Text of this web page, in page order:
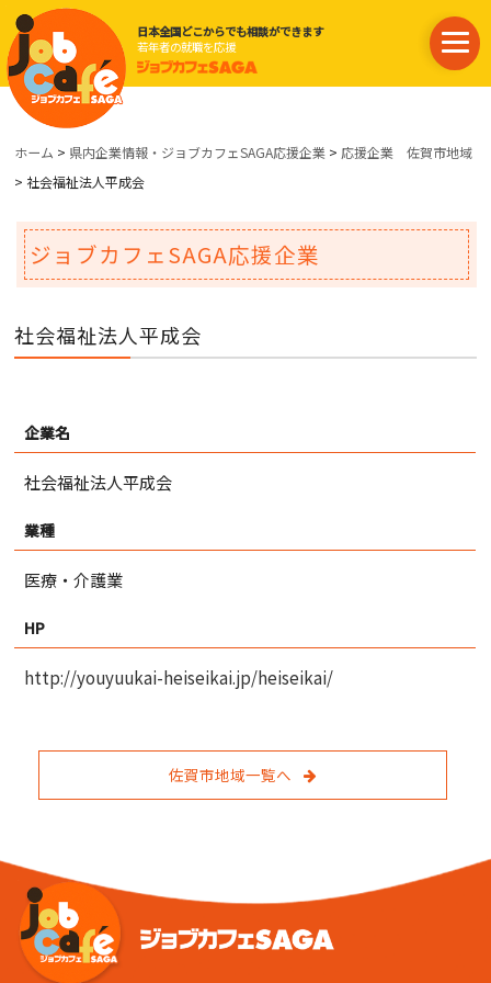
日本全国どこからでも相談ができます
若年者の就職を応援
ホーム > 県内企業情報・ジョブカフェSAGA応援企業 > 応援企業 佐賀市地域
> 社会福祉法人平成会
ジョブカフェSAGA応援企業
社会福祉法人平成会
企業名
社会福祉法人平成会
業種
医療・介護業
HP
http://youyuukai-heiseikai.jp/heiseikai/
佐賀市地域一覧へ